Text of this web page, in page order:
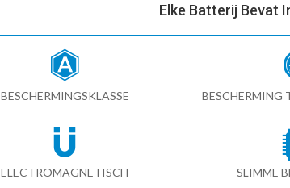
Elke Batterij Bevat
BESCHERMINGSKLASSE BESCHERMING
ELECTROMAGNETISCH SLIMME